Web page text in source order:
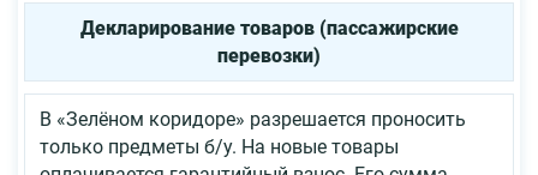
Декларирование товаров (пассажирские
перевозки)
В «Зелёном коридоре» разрешается проносить
только предметы б/у. На новые товары